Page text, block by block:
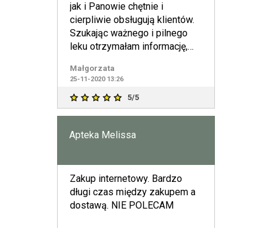
jak i Panowie chętnie i
cierpliwie obsługują klientów.
Szukając ważnego i pilnego
leku otrzymałam informację,
Małgorzata
25-11-2020 13:26
5/5
Apteka Melissa
Zakup internetowy. Bardzo
długi czas między zakupem a
dostawą. NIE POLECAM